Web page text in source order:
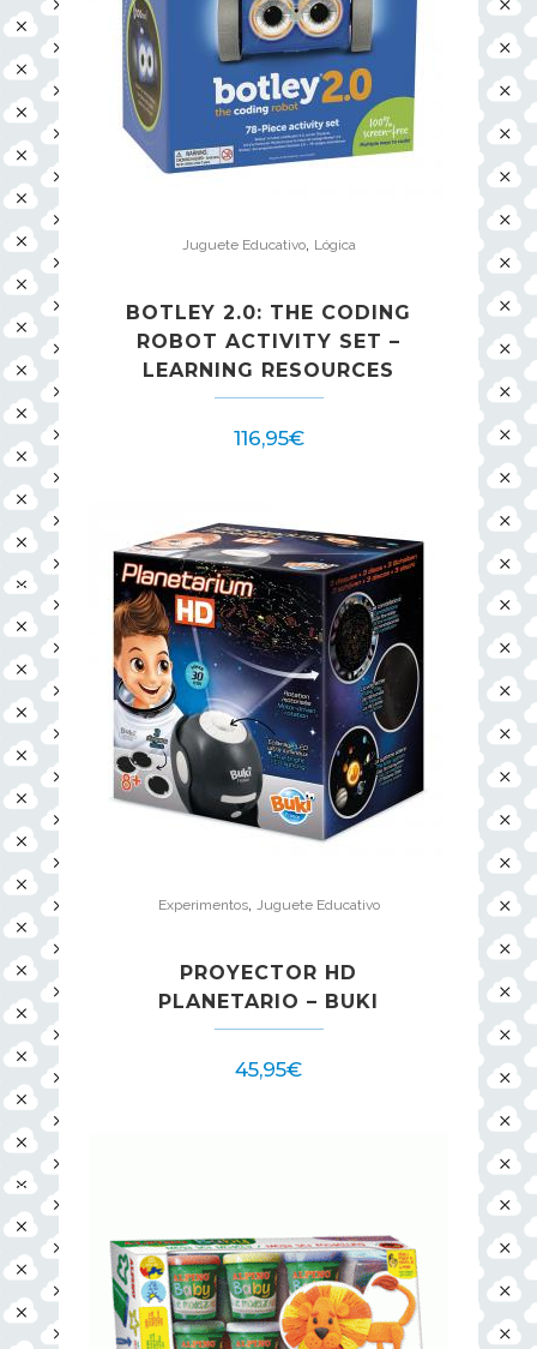
Juguete Educativo, Lógica
BOTLEY 2.0: THE CODING
ROBOT ACTIVITY SET –
LEARNING RESOURCES
116,95€
Experimentos, Juguete Educativo
PROYECTOR HD
PLANETARIO – BUKI
45,95€